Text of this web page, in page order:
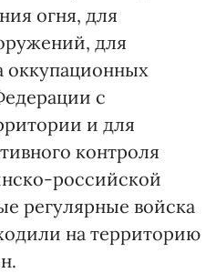
огня, для
для
оккупационных
с
и для
контроля
российской
регулярные войска
на территорию